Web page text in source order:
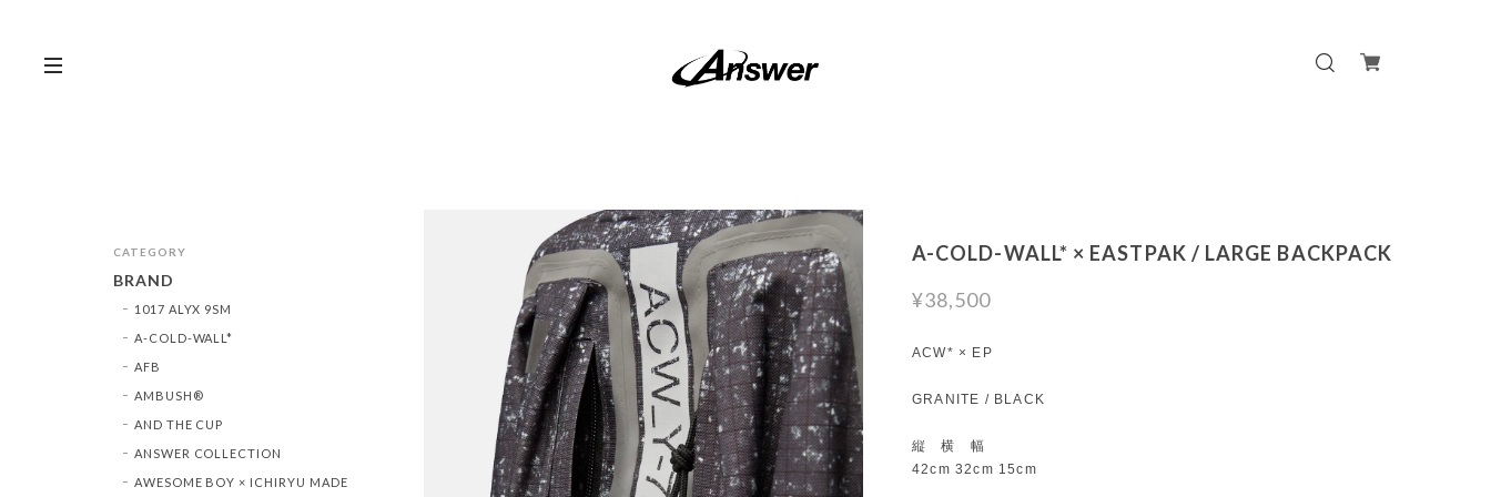
A-COLD-WALL* × EASTPAK / LARGE BACKPACK
¥38,500
ACW* × EP
GRANITE / BLACK
縦 横 幅
42cm 32cm 15cm
CATEGORY
BRAND
1017 ALYX 9SM
A-COLD-WALL*
AFB
AMBUSH®︎
AND THE CUP
ANSWER COLLECTION
AWESOME BOY × ICHIRYU MADE